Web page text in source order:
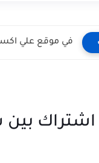
في موقع علي
اشتراك